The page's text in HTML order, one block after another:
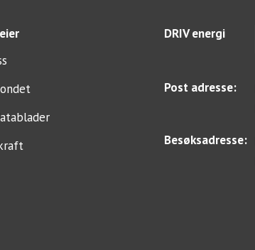
DRIV energi
Post adresse:
Besøksadresse: